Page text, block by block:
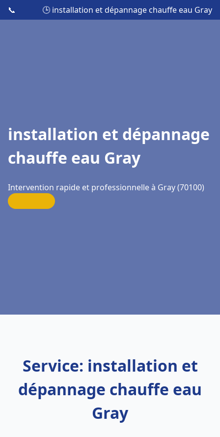
📞 🕒 installation et dépannage chauffe eau Gray
installation et dépannage
chauffe eau Gray
Intervention rapide et professionnelle à Gray (70100)
Service: installation et
dépannage chauffe eau
Gray